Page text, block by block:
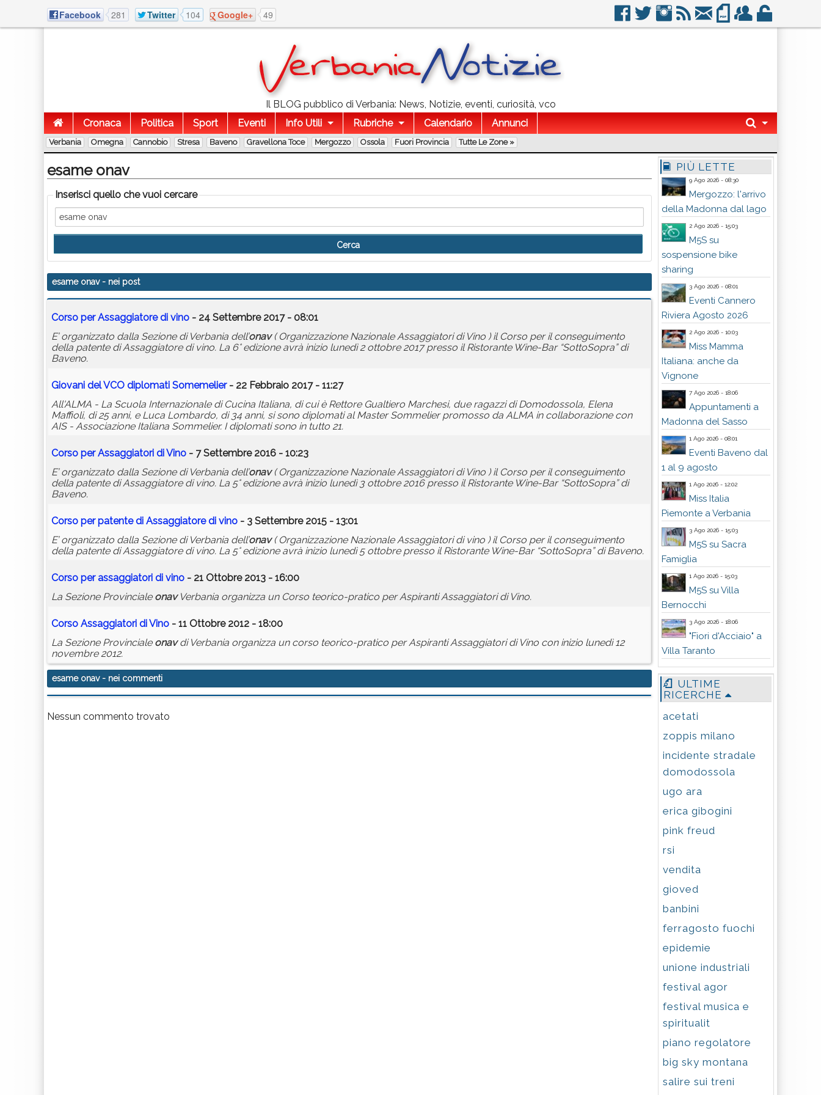
Facebook 281 Twitter 104 Google+ 49
Il BLOG pubblico di Verbania: News, Notizie, eventi, curiosità, vco
Cronaca
Politica Sport Eventi Info Utili Rubriche Calendario Annunci
Verbania Omegna Cannobio Stresa Baveno Gravellona Toce Mergozzo Ossola Fuori Provincia Tutte Le Zone »
esame onav
Inserisci quello che vuoi cercare
esame onav- nei post
Corso per Assaggiatore di vino - 24 Settembre 2017 - 08:01
E’ organizzato dalla Sezione di Verbania dell’onav( Organizzazione Nazionale Assaggiatori di Vino ) il Corso per il conseguimento
della patente di Assaggiatore di vino. La 6° edizione avrà inizio lunedì 2 ottobre 2017 presso il Ristorante Wine-Bar “SottoSopra” di
Baveno.
Giovani del VCO diplomati Somemelier- 22 Febbraio 2017 - 11:27
All'ALMA - La Scuola Internazionale di Cucina Italiana, di cui è Rettore Gualtiero Marchesi, due ragazzi di Domodossola, Elena
Maffioli, di 25 anni, e Luca Lombardo, di 34 anni, si sono diplomati al Master Sommelier promosso da ALMA in collaborazione con
AIS - Associazione Italiana Sommelier. I diplomati sono in tutto 21.
Corso per Assaggiatori di Vino - 7 Settembre 2016 - 10:23
E’ organizzato dalla Sezione di Verbania dell’onav( Organizzazione Nazionale Assaggiatori di Vino ) il Corso per il conseguimento
della patente di Assaggiatore di vino. La 5° edizione avrà inizio lunedì 3 ottobre 2016 presso il Ristorante Wine-Bar “SottoSopra” di
Baveno.
Corso per patente di Assaggiatore di vino - 3 Settembre 2015 - 13:01
E’ organizzato dalla Sezione di Verbania dell’onav( Organizzazione Nazionale Assaggiatori di vino ) il Corso per il conseguimento
della patente di Assaggiatore di vino. La 5° edizione avrà inizio lunedì 5 ottobre presso il Ristorante Wine-Bar “SottoSopra” di Baveno.
Corso per assaggiatori di vino - 21 Ottobre 2013 - 16:00
La Sezione Provinciale onavVerbania organizza un Corso teorico-pratico per Aspiranti Assaggiatori di Vino.
Corso Assaggiatori di Vino - 11 Ottobre 2012 - 18:00
La Sezione Provinciale onavdi Verbania organizza un corso teorico-pratico per Aspiranti Assaggiatori di Vino con inizio lunedì 12
novembre 2012.
esame onav- nei commenti
Nessun commento trovato
PIÙ LETTE
9 Ago 2026 - 08:30
Mergozzo: l'arrivo
della Madonna dal lago
2 Ago 2026 - 15:03
M5S su
sospensione bike
sharing
3 Ago 2026 - 08:01
Eventi Cannero
Riviera Agosto 2026
2 Ago 2026 - 10:03
Miss Mamma
Italiana: anche da
Vignone
7 Ago 2026 - 18:06
Appuntamenti a
Madonna del Sasso
1 Ago 2026 - 08:01
Eventi Baveno dal
1 al 9 agosto
1 Ago 2026 - 12:02
Miss Italia
Piemonte a Verbania
3 Ago 2026 - 15:03
M5S su Sacra
Famiglia
1 Ago 2026 - 15:03
M5S su Villa
Bernocchi
3 Ago 2026 - 18:06
"Fiori d'Acciaio" a
Villa Taranto
ULTIME
RICERCHE
acetati
zoppis milano
incidente stradale
domodossola
ugo ara
erica gibogini
pink freud
rsi
vendita
gioved
banbini
ferragosto fuochi
epidemie
unione industriali
festival agor
festival musica e
spiritualit
piano regolatore
big sky montana
salire sui treni